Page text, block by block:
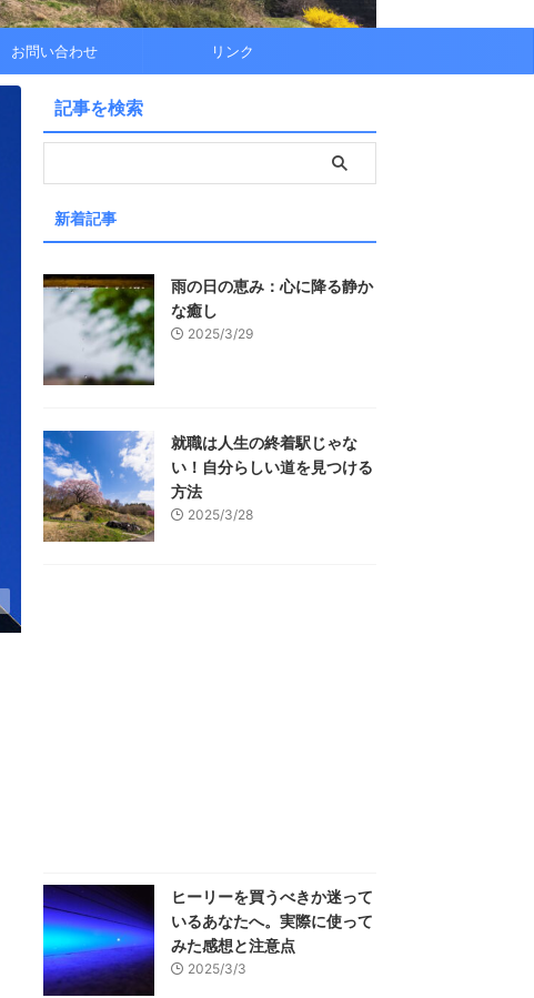
お問い合わせ リンク
記事を検索
新着記事
雨の日の恵み：心に降る静か
な癒し
2025/3/29
就職は人生の終着駅じゃな
い！自分らしい道を見つける
方法
2025/3/28
ヒーリーを買うべきか迷って
いるあなたへ。実際に使って
みた感想と注意点
2025/3/3